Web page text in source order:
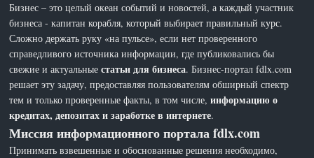
Бизнес – это целый океан событий и новостей, а каждый участник
бизнеса - капитан корабля, который выбирает правильный курс.
Сложно держать руку «на пульсе», если нет проверенного
справедливого источника информации, где публиковались бы
свежие и актуальныестатьи для бизнеса. Бизнес-портал fdlx.com
решает эту задачу, предоставляя пользователям обширный спектр
тем и только проверенные факты, в том числе,информацию о
кредитах, депозитах и заработке в интернете.
Миссия информационного портала fdlx.com
Принимать взвешенные и обоснованные решения необходимо,